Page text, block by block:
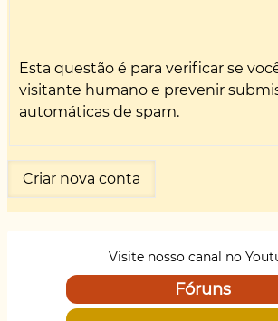
Esta questão é para verificar se
visitante humano e prevenir
automáticas de spam.
Visite nosso canal no
Fóruns